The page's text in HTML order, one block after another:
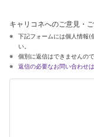
キャリコネへのご意見・
下記フォームには個人情報(
い。
個別に返信はできませんの
返信の必要なお問い合わせ